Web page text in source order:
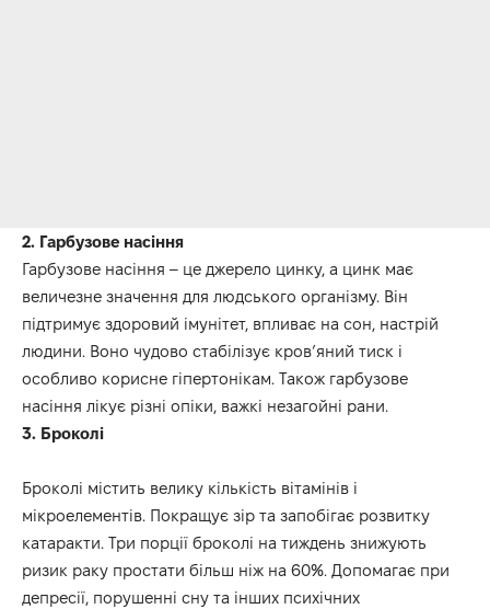
2. Гарбузове насіння
Гарбузове насіння – це джерело цинку, а цинк має
величезне значення для людського організму. Він
підтримує здоровий імунітет, впливає на сон, настрій
людини. Воно чудово стабілі­зує кров’яний тиск і
особливо корис­не гіпертонікам. Також гарбузове
насіння лікує різні опіки, важкі незагойні рани.
3. Броколі
Броколі містить велику кількість вітамінів і
мікроелементів. Покращує зір та запобігає розвитку
катаракти. Три порції броколі на тиждень знижують
ризик раку простати більш ніж на 60%. Допомагає при
депресії, порушенні сну та інших психічних